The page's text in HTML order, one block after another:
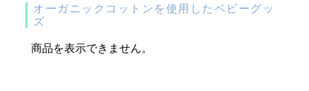
オーガニックコットンを使用したベビーグッ
ズ